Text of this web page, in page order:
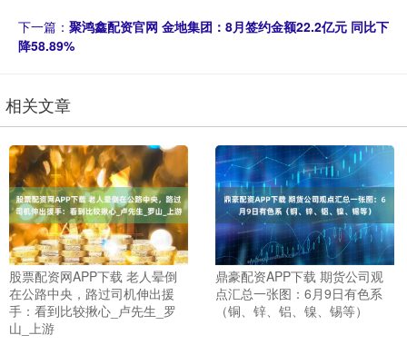
下一篇： 聚鸿鑫配资官网 金地集团：8月签约金额22.2亿元 同比下
降58.89%
相关文章
股票配资网APP下载 老人晕倒
在公路中央，路过司机伸出援
手：看到比较揪心_卢先生_罗
山_上游
鼎豪配资APP下载 期货公司观
点汇总一张图：6月9日有色系
（铜、锌、铝、镍、锡等）